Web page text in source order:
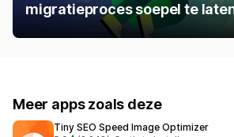
migratieproces soepel te
Meer apps zoals deze
Tiny SEO Speed Image Optimizer